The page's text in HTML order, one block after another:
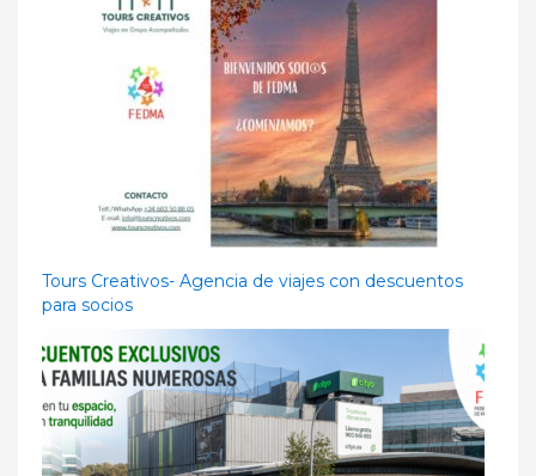
Tours Creativos- Agencia de viajes con descuentos
para socios